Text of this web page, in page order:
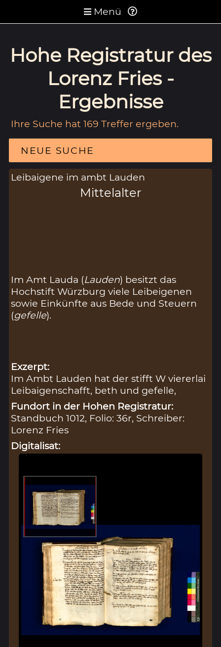
Menü
Hohe Registratur des
Lorenz Fries -
Ergebnisse
Ihre Suche hat 169 Treffer ergeben.
NEUE SUCHE
Leibaigene im ambt Lauden
Mittelalter
Im Amt Lauda (Lauden) besitzt das
Hochstift Würzburg viele Leibeigenen
sowie Einkünfte aus Bede und Steuern
(gefelle).
Exzerpt:
Im Ambt Lauden hat der stifft W viererlai
Leibaigenschafft, beth und gefelle,
Fundort in der Hohen Registratur:
Standbuch 1012, Folio: 36r, Schreiber:
Lorenz Fries
Digitalisat: